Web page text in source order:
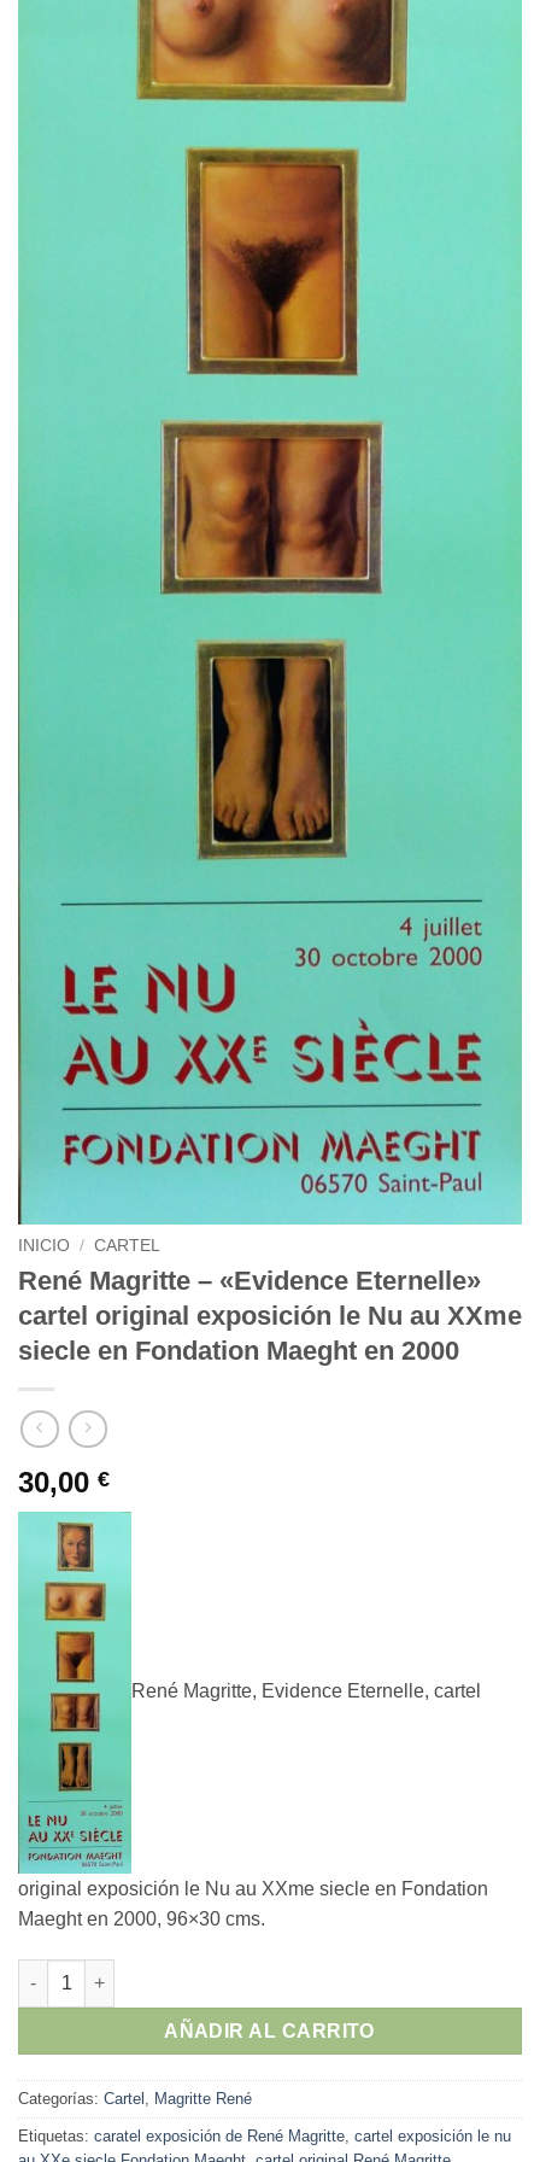
INICIO / CARTEL
René Magritte – «Evidence Eternelle»
cartel original exposición le Nu au XXme
siecle en Fondation Maeght en 2000
30,00 €
René Magritte, Evidence Eternelle, cartel
original exposición le Nu au XXme siecle en Fondation
Maeght en 2000, 96×30 cms.
René Magritte - "Evidence Eternelle" cartel original
AÑADIR AL CARRITO
Categorías: Cartel Magritte René
Etiquetas: caratel exposición de René Magritte cartel exposición le nu